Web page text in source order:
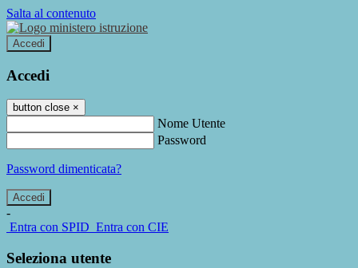
Salta al contenuto
Accedi
Accedi
button close ×
Nome Utente
Password
Password dimenticata?
-
Entra con SPID Entra con CIE
Seleziona utente